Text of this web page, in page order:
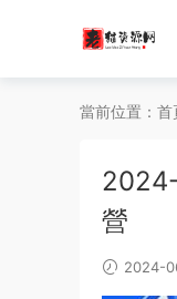
當前位置： 首
營
2024-